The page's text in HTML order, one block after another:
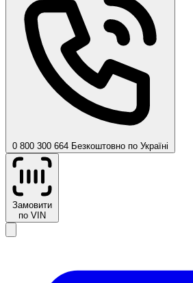
0 800 300 664 Безкоштовно по Україні
Замовити
по VIN